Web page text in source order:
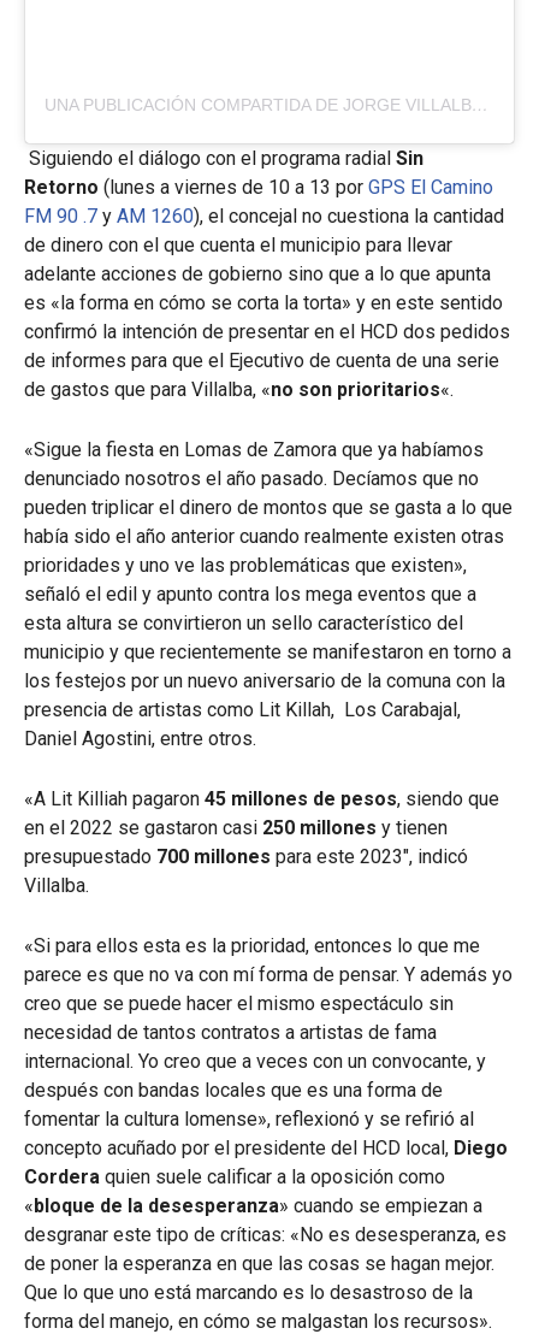
UNA PUBLICACIÓN COMPARTIDA DE JORGE VILLALBA (@DR.JORGEVILLALBA)
Siguiendo el diálogo con el programa radial Sin
Retorno (lunes a viernes de 10 a 13 por GPS El Camino
FM 90 .7 y AM 1260), el concejal no cuestiona la cantidad
de dinero con el que cuenta el municipio para llevar
adelante acciones de gobierno sino que a lo que apunta
es «la forma en cómo se corta la torta» y en este sentido
confirmó la intención de presentar en el HCD dos pedidos
de informes para que el Ejecutivo de cuenta de una serie
de gastos que para Villalba, «no son prioritarios«.
«Sigue la fiesta en Lomas de Zamora que ya habíamos
denunciado nosotros el año pasado. Decíamos que no
pueden triplicar el dinero de montos que se gasta a lo que
había sido el año anterior cuando realmente existen otras
prioridades y uno ve las problemáticas que existen»,
señaló el edil y apunto contra los mega eventos que a
esta altura se convirtieron un sello característico del
municipio y que recientemente se manifestaron en torno a
los festejos por un nuevo aniversario de la comuna con la
presencia de artistas como Lit Killah, Los Carabajal,
Daniel Agostini, entre otros.
«A Lit Killiah pagaron 45 millones de pesos, siendo que
en el 2022 se gastaron casi 250 millones y tienen
presupuestado 700 millones para este 2023″, indicó
Villalba.
«Si para ellos esta es la prioridad, entonces lo que me
parece es que no va con mí forma de pensar. Y además yo
creo que se puede hacer el mismo espectáculo sin
necesidad de tantos contratos a artistas de fama
internacional. Yo creo que a veces con un convocante, y
después con bandas locales que es una forma de
fomentar la cultura lomense», reflexionó y se refirió al
concepto acuñado por el presidente del HCD local, Diego
Cordera quien suele calificar a la oposición como
«bloque de la desesperanza» cuando se empiezan a
desgranar este tipo de críticas: «No es desesperanza, es
de poner la esperanza en que las cosas se hagan mejor.
Que lo que uno está marcando es lo desastroso de la
forma del manejo, en cómo se malgastan los recursos».